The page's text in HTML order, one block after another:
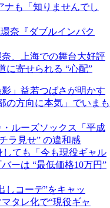
も「知りませんでし
奈『ダブルインパク
奈、上海での舞台大好評
に寄せられる “心配”
」益若つばさが明かす
の方向に本気」でいまも
ルーズソックス「平成
ラ見せ” の違和感
しても「今も現役ギャル
ーは “最低価格10万円”
コーデ”をキャッ
タレ化で“現役ギャ